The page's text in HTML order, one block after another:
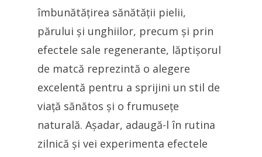
îmbunătățirea sănătății pielii,
părului și unghiilor, precum și prin
efectele sale regenerante, lăptișorul
de matcă reprezintă o alegere
excelentă pentru a sprijini un stil de
viață sănătos și o frumusețe
naturală. Așadar, adaugă-l în rutina
zilnică și vei experimenta efectele